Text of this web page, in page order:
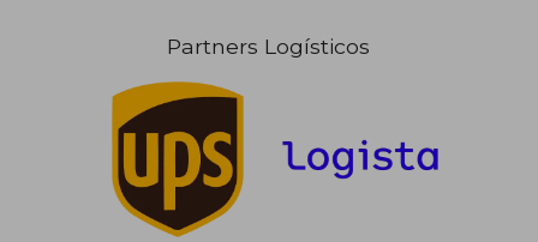
Partners Logísticos